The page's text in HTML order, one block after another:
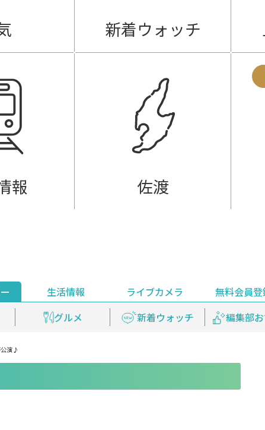
新着ウォッチ
報 佐渡
グルメ 新着ウォッチ 編集部
生活情報
安全安心情報 天気 上越妙高百景
ライブカメラ 無料会員登
信
見逃し配信 プレミアム会員
公演♪